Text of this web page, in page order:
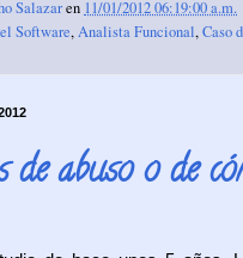
Salazaren 11/01/2012 06:19:00 a.m.
Software,Analista Funcional,Caso
de abuso o de